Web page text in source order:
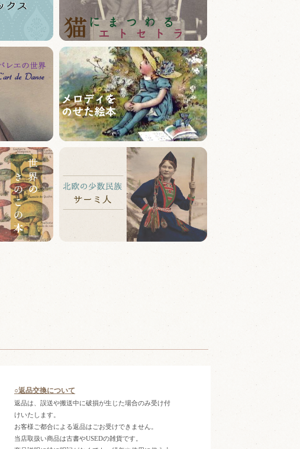
○返品交換について
返品は、誤送や搬送中に破損が生じた場合のみ受け付
けいたします。
お客様ご都合による返品はごお受けできません。
当店取扱い商品は古書やUSEDの雑貨です。